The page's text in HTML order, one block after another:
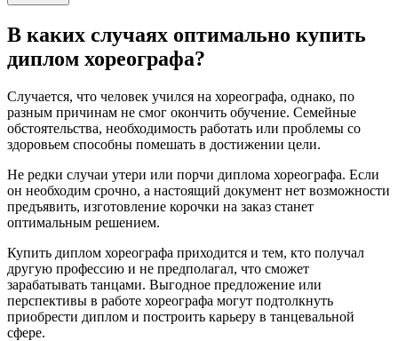
В каких случаях оптимально купить
диплом хореографа?
Случается, что человек учился на хореографа, однако, по
разным причинам не смог окончить обучение. Семейные
обстоятельства, необходимость работать или проблемы со
здоровьем способны помешать в достижении цели.
Не редки случаи утери или порчи диплома хореографа. Если
он необходим срочно, а настоящий документ нет возможности
предъявить, изготовление корочки на заказ станет
оптимальным решением.
Купить диплом хореографа приходится и тем, кто получал
другую профессию и не предполагал, что сможет
зарабатывать танцами. Выгодное предложение или
перспективы в работе хореографа могут подтолкнуть
приобрести диплом и построить карьеру в танцевальной
сфере.